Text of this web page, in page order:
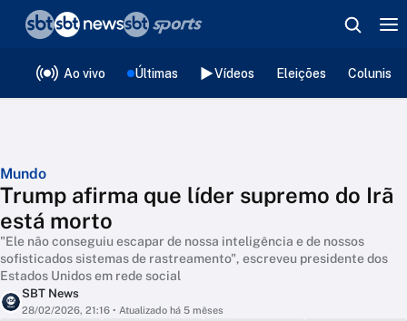
Ao vivo Últimas Vídeos Eleições
Mundo
Trump afirma que líder supremo do Irã
está morto
"Ele não conseguiu escapar de nossa inteligência e de nossos
sofisticados sistemas de rastreamento", escreveu presidente dos
Estados Unidos em rede social
SBT News
28/02/2026, 21:16 • Atualizado há 5 mêses
❮voltar
Editorias